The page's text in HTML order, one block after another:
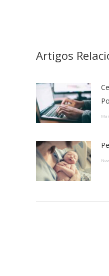
Artigos